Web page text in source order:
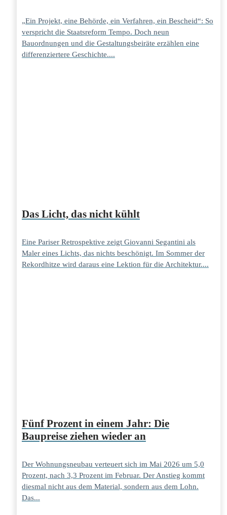
„Ein Projekt, eine Behörde, ein Verfahren, ein Bescheid“: So
verspricht die Staatsreform Tempo. Doch neun
Bauordnungen und die Gestaltungsbeiräte erzählen eine
differenziertere Geschichte....
Das Licht, das nicht kühlt
Eine Pariser Retrospektive zeigt Giovanni Segantini als
Maler eines Lichts, das nichts beschönigt. Im Sommer der
Rekordhitze wird daraus eine Lektion für die Architektur....
Fünf Prozent in einem Jahr: Die
Baupreise ziehen wieder an
Der Wohnungsneubau verteuert sich im Mai 2026 um 5,0
Prozent, nach 3,3 Prozent im Februar. Der Anstieg kommt
diesmal nicht aus dem Material, sondern aus dem Lohn.
Das...